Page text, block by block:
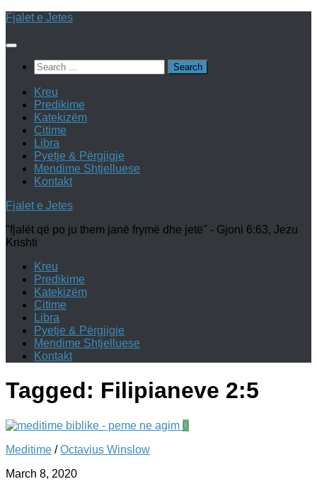
Skip
content
Fjalet e Jetes
Search
for:
Kreu
Predikime
Katekizëm
Citime
Libra
Pyetje & Përgjigje
Mendime Shtjelluese
Kontakt
Fjalet e Jetes
"fjalët që po ju them janë frymë dhe jetë" - Gjoni 6:63, Jezu
Krishti
Kreu
Predikime
Katekizëm
Citime
Libra
Pyetje & Përgjigje
Mendime Shtjelluese
Kontakt
Tagged: Filipianeve 2:5
0
Meditime /Octavius Winslow
March 8, 2020